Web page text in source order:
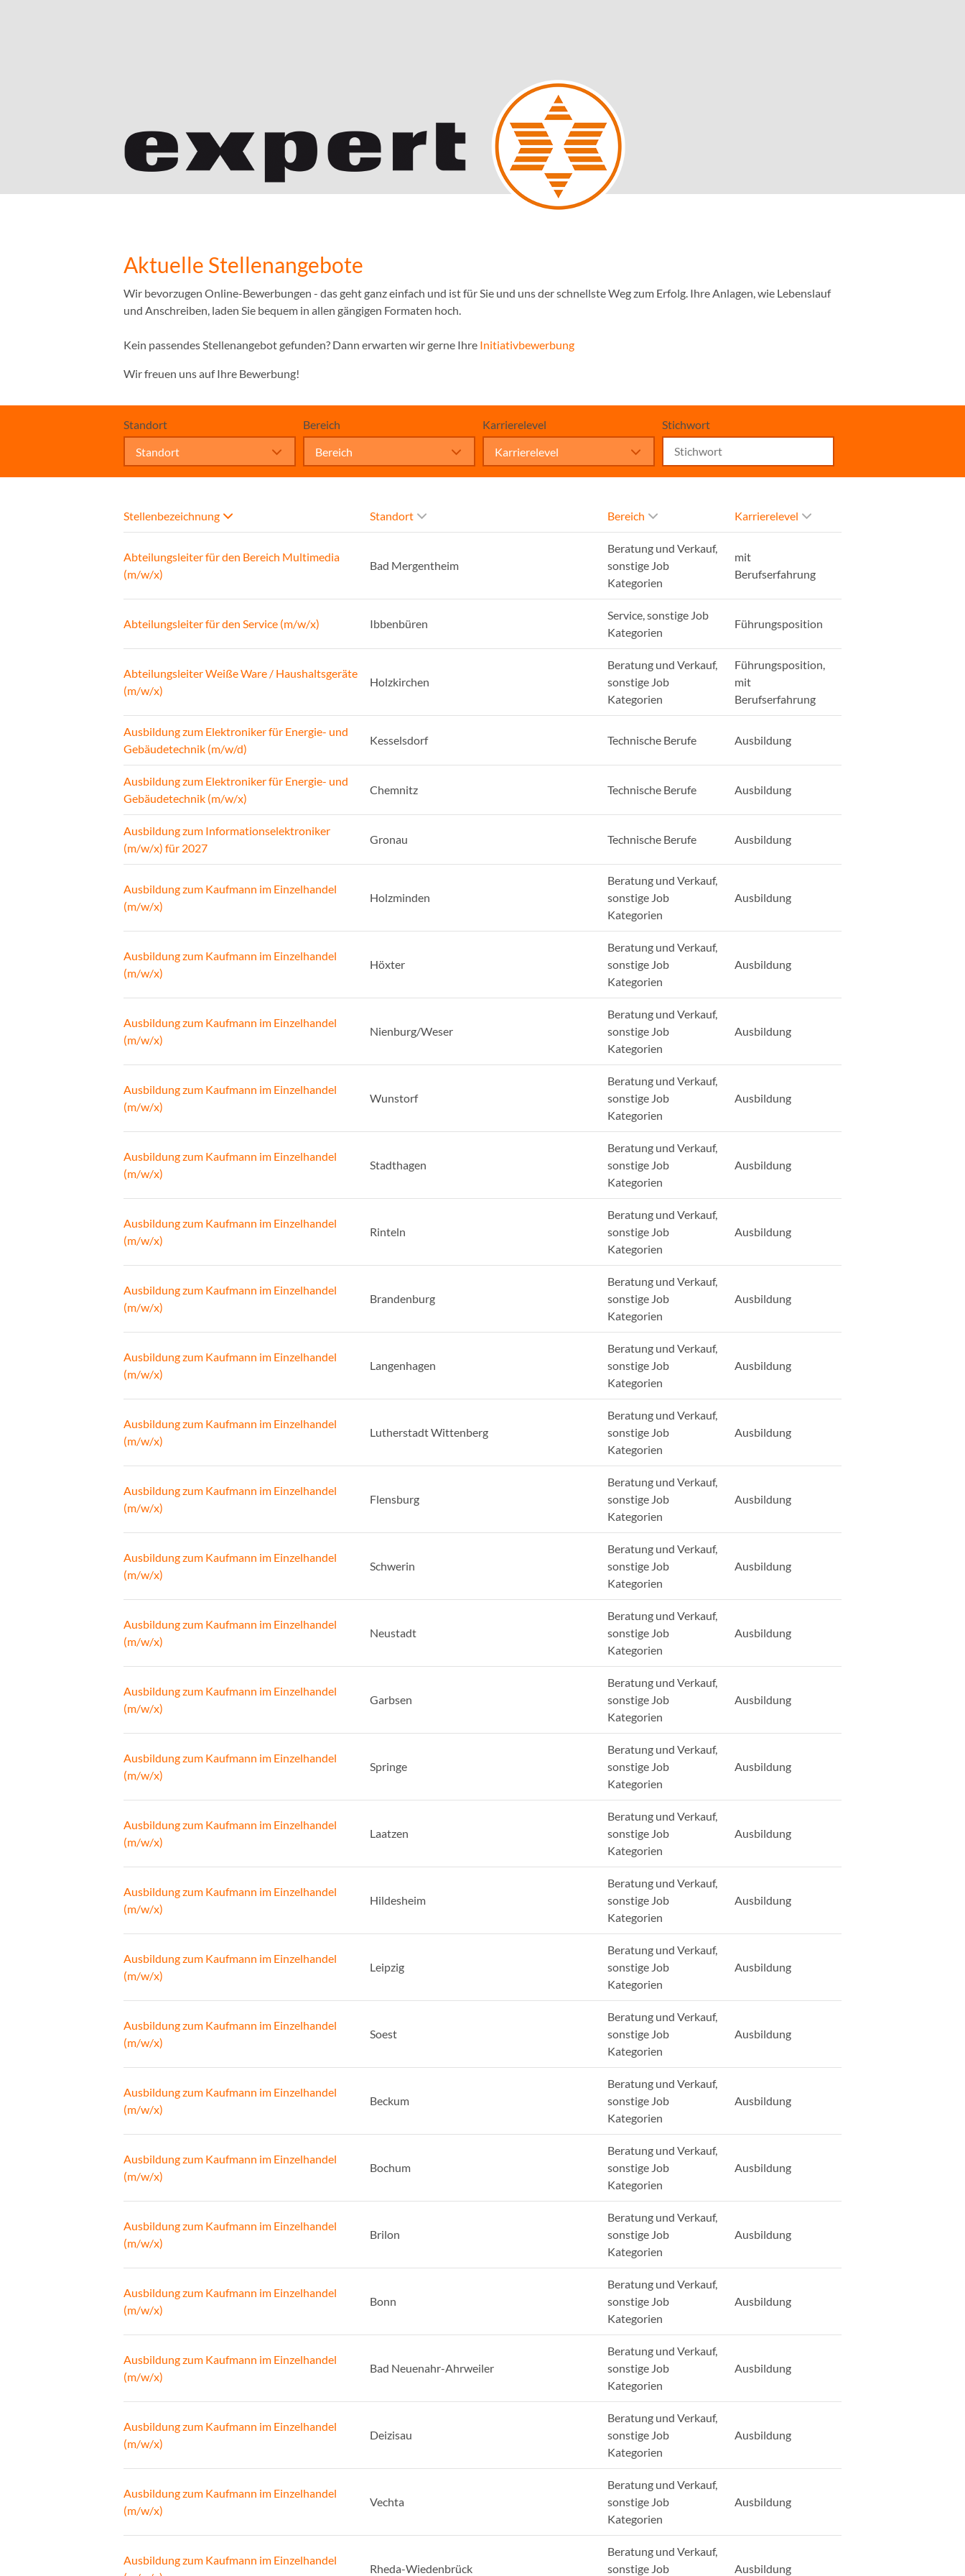
Aktuelle Stellenangebote
Wir bevorzugen Online-Bewerbungen - das geht ganz einfach und ist für Sie und uns der schnellste Weg zum Erfolg. Ihre Anlagen, wie Lebenslauf
und Anschreiben, laden Sie bequem in allen gängigen Formaten hoch.
Kein passendes Stellenangebot gefunden? Dann erwarten wir gerne Ihre Initiativbewerbung
Wir freuen uns auf Ihre Bewerbung!
Standort
Standort
Bereich
Bereich
Karrierelevel
Karrierelevel
Stichwort
Stellenbezeichnung Standort Bereich Karrierelevel
Abteilungsleiter für den Bereich Multimedia
(m/w/x)
Bad Mergentheim
Beratung und Verkauf,
sonstige Job
Kategorien
mit
Berufserfahrung
Abteilungsleiter für den Service (m/w/x) Ibbenbüren
Service, sonstige Job
Kategorien
Führungsposition
Abteilungsleiter Weiße Ware / Haushaltsgeräte
(m/w/x)
Holzkirchen
Beratung und Verkauf,
sonstige Job
Kategorien
Führungsposition,
mit
Berufserfahrung
Ausbildung zum Elektroniker für Energie- und
Gebäudetechnik (m/w/d)
Kesselsdorf Technische Berufe Ausbildung
Ausbildung zum Elektroniker für Energie- und
Gebäudetechnik (m/w/x)
Chemnitz Technische Berufe Ausbildung
Ausbildung zum Informationselektroniker
(m/w/x) für 2027
Gronau Technische Berufe Ausbildung
Ausbildung zum Kaufmann im Einzelhandel
(m/w/x)
Holzminden
Beratung und Verkauf,
sonstige Job
Kategorien
Ausbildung
Ausbildung zum Kaufmann im Einzelhandel
(m/w/x)
Höxter
Beratung und Verkauf,
sonstige Job
Kategorien
Ausbildung
Ausbildung zum Kaufmann im Einzelhandel
(m/w/x)
Nienburg/Weser
Beratung und Verkauf,
sonstige Job
Kategorien
Ausbildung
Ausbildung zum Kaufmann im Einzelhandel
(m/w/x)
Wunstorf
Beratung und Verkauf,
sonstige Job
Kategorien
Ausbildung
Ausbildung zum Kaufmann im Einzelhandel
(m/w/x)
Stadthagen
Beratung und Verkauf,
sonstige Job
Kategorien
Ausbildung
Ausbildung zum Kaufmann im Einzelhandel
(m/w/x)
Rinteln
Beratung und Verkauf,
sonstige Job
Kategorien
Ausbildung
Ausbildung zum Kaufmann im Einzelhandel
(m/w/x)
Brandenburg
Beratung und Verkauf,
sonstige Job
Kategorien
Ausbildung
Ausbildung zum Kaufmann im Einzelhandel
(m/w/x)
Langenhagen
Beratung und Verkauf,
sonstige Job
Kategorien
Ausbildung
Ausbildung zum Kaufmann im Einzelhandel
(m/w/x)
Lutherstadt Wittenberg
Beratung und Verkauf,
sonstige Job
Kategorien
Ausbildung
Ausbildung zum Kaufmann im Einzelhandel
(m/w/x)
Flensburg
Beratung und Verkauf,
sonstige Job
Kategorien
Ausbildung
Ausbildung zum Kaufmann im Einzelhandel
(m/w/x)
Schwerin
Beratung und Verkauf,
sonstige Job
Kategorien
Ausbildung
Ausbildung zum Kaufmann im Einzelhandel
(m/w/x)
Neustadt
Beratung und Verkauf,
sonstige Job
Kategorien
Ausbildung
Ausbildung zum Kaufmann im Einzelhandel
(m/w/x)
Garbsen
Beratung und Verkauf,
sonstige Job
Kategorien
Ausbildung
Ausbildung zum Kaufmann im Einzelhandel
(m/w/x)
Springe
Beratung und Verkauf,
sonstige Job
Kategorien
Ausbildung
Ausbildung zum Kaufmann im Einzelhandel
(m/w/x)
Laatzen
Beratung und Verkauf,
sonstige Job
Kategorien
Ausbildung
Ausbildung zum Kaufmann im Einzelhandel
(m/w/x)
Hildesheim
Beratung und Verkauf,
sonstige Job
Kategorien
Ausbildung
Ausbildung zum Kaufmann im Einzelhandel
(m/w/x)
Leipzig
Beratung und Verkauf,
sonstige Job
Kategorien
Ausbildung
Ausbildung zum Kaufmann im Einzelhandel
(m/w/x)
Soest
Beratung und Verkauf,
sonstige Job
Kategorien
Ausbildung
Ausbildung zum Kaufmann im Einzelhandel
(m/w/x)
Beckum
Beratung und Verkauf,
sonstige Job
Kategorien
Ausbildung
Ausbildung zum Kaufmann im Einzelhandel
(m/w/x)
Bochum
Beratung und Verkauf,
sonstige Job
Kategorien
Ausbildung
Ausbildung zum Kaufmann im Einzelhandel
(m/w/x)
Brilon
Beratung und Verkauf,
sonstige Job
Kategorien
Ausbildung
Ausbildung zum Kaufmann im Einzelhandel
(m/w/x)
Bonn
Beratung und Verkauf,
sonstige Job
Kategorien
Ausbildung
Ausbildung zum Kaufmann im Einzelhandel
(m/w/x)
Bad Neuenahr-Ahrweiler
Beratung und Verkauf,
sonstige Job
Kategorien
Ausbildung
Ausbildung zum Kaufmann im Einzelhandel
(m/w/x)
Deizisau
Beratung und Verkauf,
sonstige Job
Kategorien
Ausbildung
Ausbildung zum Kaufmann im Einzelhandel
(m/w/x)
Vechta
Beratung und Verkauf,
sonstige Job
Kategorien
Ausbildung
Ausbildung zum Kaufmann im Einzelhandel
Rheda-Wiedenbrück
Beratung und Verkauf,
sonstige Job
Ausbildung